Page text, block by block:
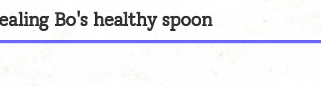
Bo's healthy spoon